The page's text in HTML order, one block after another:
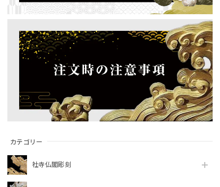
カテゴリー
社寺仏閣彫刻